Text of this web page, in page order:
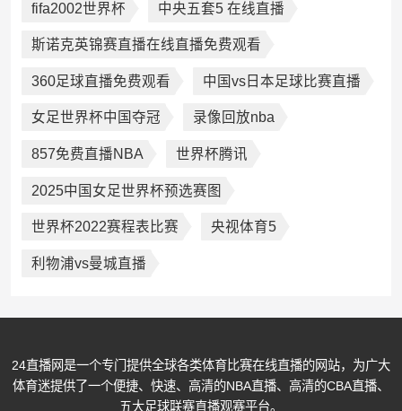
fifa2002世界杯 中央五套5 在线直播
斯诺克英锦赛直播在线直播免费观看
360足球直播免费观看 中国vs日本足球比赛直播
女足世界杯中国夺冠 录像回放nba
857免费直播NBA 世界杯腾讯
2025中国女足世界杯预选赛图
世界杯2022赛程表比赛 央视体育5
利物浦vs曼城直播
24直播网是一个专门提供全球各类体育比赛在线直播的网站，为广大
体育迷提供了一个便捷、快速、高清的NBA直播、高清的CBA直播、
五大足球联赛直播观赛平台。